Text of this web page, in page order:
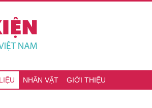
NHÂN VẬT GIỚI THIỆU